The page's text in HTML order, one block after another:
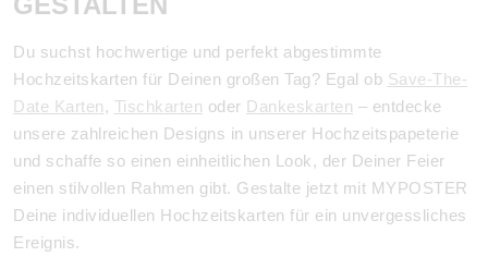
Du suchst hochwertige und perfekt abgestimmte
Hochzeitskarten für Deinen großen Tag? Egal ob Save-The-
Date Karten, Tischkarten oder Dankeskarten – entdecke
unsere zahlreichen Designs in unserer Hochzeitspapeterie
und schaffe so einen einheitlichen Look, der Deiner Feier
einen stilvollen Rahmen gibt. Gestalte jetzt mit MYPOSTER
Deine individuellen Hochzeitskarten für ein unvergessliches
Ereignis.